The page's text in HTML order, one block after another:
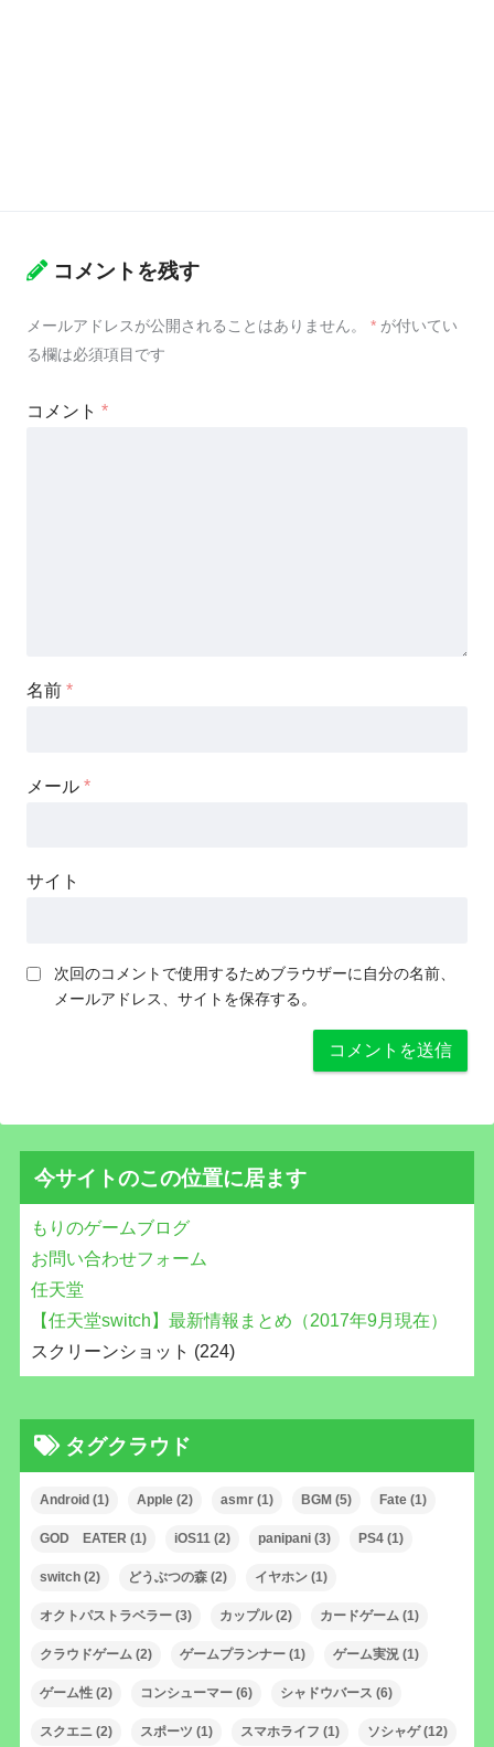
コメントを残す
メールアドレスが公開されることはありません。 * が付いてい
る欄は必須項目です
コメント *
名前 *
メール *
サイト
次回のコメントで使用するためブラウザーに自分の名前、
メールアドレス、サイトを保存する。
今サイトのこの位置に居ます
もりのゲームブログ
お問い合わせフォーム
任天堂
【任天堂switch】最新情報まとめ（2017年9月現在）
スクリーンショット (224)
タグクラウド
Android (1) Apple(2) asmr(1) BGM (5) Fate(1)
GOD EATER (1) iOS11(2) panipani(3) PS4(1)
switch(2) どうぶつの森(2) イヤホン(1)
オクトパストラベラー(3) カップル(2) カードゲーム(1)
クラウドゲーム(2) ゲームプランナー(1) ゲーム実況(1)
ゲーム性(2) コンシューマー(6) シャドウバース (6)
スクエニ(2) スポーツ (1) スマホライフ (1) ソシャゲ(12)